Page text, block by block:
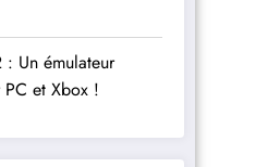
Un émulateur
et Xbox !